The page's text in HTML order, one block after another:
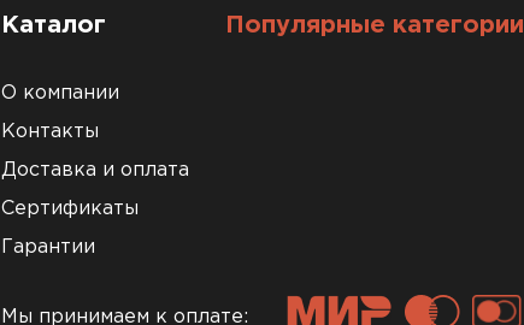
Каталог
О компании
Контакты
Доставка и оплата
Сертификаты
Гарантии
Популярные категории
Мы принимаем к оплате: